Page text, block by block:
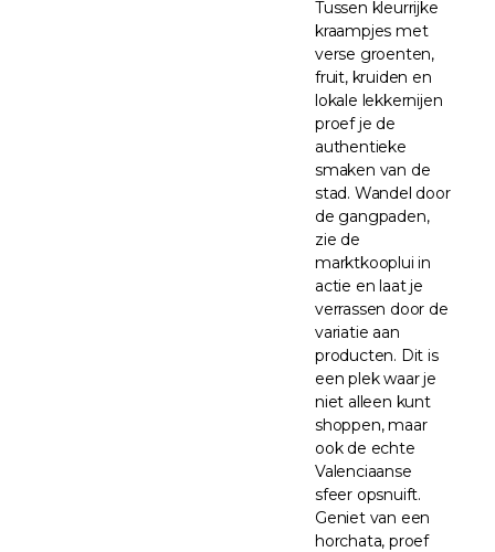
Tussen kleurrijke
kraampjes met
verse groenten,
fruit, kruiden en
lokale lekkernijen
proef je de
authentieke
smaken van de
stad. Wandel door
de gangpaden,
zie de
marktkooplui in
actie en laat je
verrassen door de
variatie aan
producten. Dit is
een plek waar je
niet alleen kunt
shoppen, maar
ook de echte
Valenciaanse
sfeer opsnuift.
Geniet van een
horchata, proef